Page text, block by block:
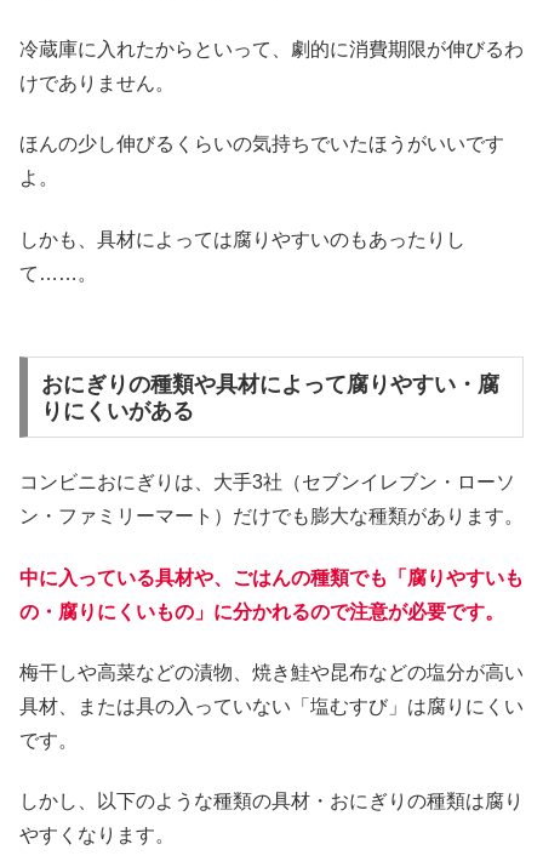
冷蔵庫に入れたからといって、劇的に消費期限が伸びるわ
けでありません。
ほんの少し伸びるくらいの気持ちでいたほうがいいです
よ。
しかも、具材によっては腐りやすいのもあったりし
て……。
おにぎりの種類や具材によって腐りやすい・腐
りにくいがある
コンビニおにぎりは、大手3社（セブンイレブン・ローソ
ン・ファミリーマート）だけでも膨大な種類があります。
中に入っている具材や、ごはんの種類でも「腐りやすいも
の・腐りにくいもの」に分かれるので注意が必要です。
梅干しや高菜などの漬物、焼き鮭や昆布などの塩分が高い
具材、または具の入っていない「塩むすび」は腐りにくい
です。
しかし、以下のような種類の具材・おにぎりの種類は腐り
やすくなります。